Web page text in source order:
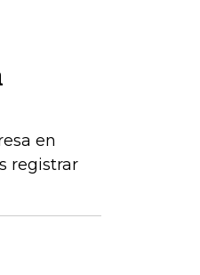
en
registrar